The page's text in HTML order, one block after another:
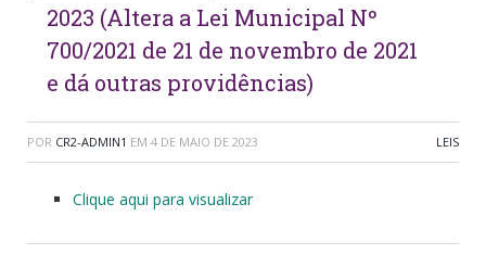
2023 (Altera a Lei Municipal Nº
700/2021 de 21 de novembro de 2021
e dá outras providências)
POR CR2-ADMIN1 EM 4 DE MAIO DE 2023 LEIS
Clique aqui para visualizar